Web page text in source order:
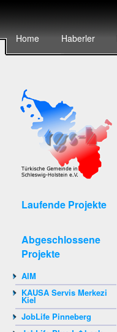
Home Haberler
Laufende Projekte
Abgeschlossene
Projekte
AIM
KAUSA Servis Merkezi
Kiel
JobLife Pinneberg